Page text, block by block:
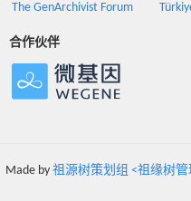
The GenArchivist Forum
合作伙伴
Made by 祖源树策划组 <祖缘树